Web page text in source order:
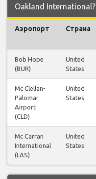
Oakland International?
Аэропорт Страна
Bob Hope
(BUR)
United
States
Mc Clellan-
Palomar
Airport
(CLD)
United
States
Mc Carran
International
(LAS)
United
States